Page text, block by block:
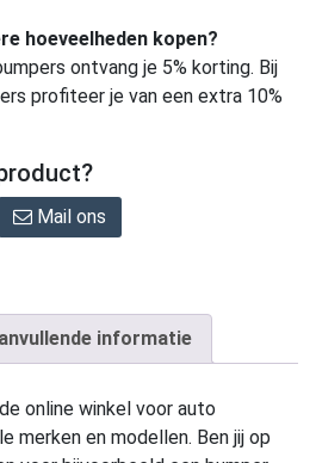
hoeveelheden kopen?
ontvang je 5% korting. Bij
profiteer je van een extra 10%
Mail ons
informatie
online winkel voor auto
merken en modellen. Ben jij op